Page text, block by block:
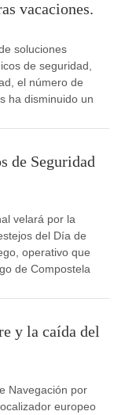
vacaciones.
soluciones
de seguridad,
el número de
ha disminuido un
de Seguridad
velará por la
del Día de
operativo que
de Compostela
y la caída del
Navegación por
europeo